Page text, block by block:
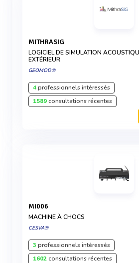
MITHRASIG
LOGICIEL DE SIMULATION
EXTÉRIEUR
GEOMOD®
4professionnels intéressés
1589consultations récentes
MI006
MACHINE À CHOCS
CESVA®
3 professionnels intéressés
1602consultations récentes